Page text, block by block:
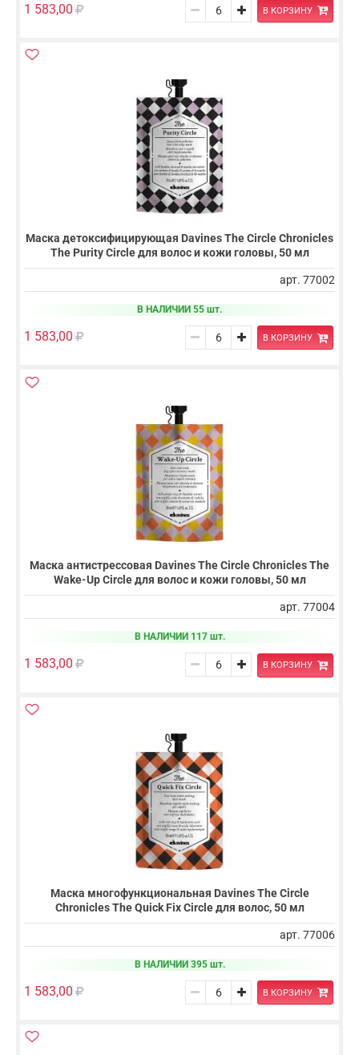
1 583,00 В КОРЗИНУ
Маска детоксифицирующая Davines The Circle Chronicles
The Purity Circle для волос и кожи головы, 50 мл
арт. 77002
В НАЛИЧИИ 55 шт.
1 583,00 В КОРЗИНУ
Маска антистрессовая Davines The Circle Chronicles The
Wake-Up Circle для волос и кожи головы, 50 мл
арт. 77004
В НАЛИЧИИ 117 шт.
1 583,00 В КОРЗИНУ
Маска многофункциональная Davines The Circle
Chronicles The Quick Fix Circle для волос, 50 мл
арт. 77006
В НАЛИЧИИ 395 шт.
1 583,00 В КОРЗИНУ